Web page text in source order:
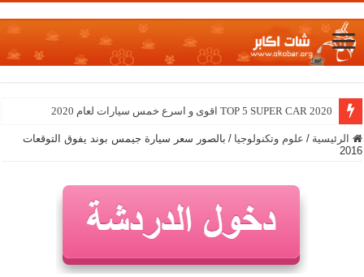
TOP 5 SUPER CAR 2020 اقوى و اسرع خمس سيارات لعام 2020
الرئيسية / علوم وتكنولوجيا / بالصور سعر سيارة جيمس بوند يفوق التوقعات
2016